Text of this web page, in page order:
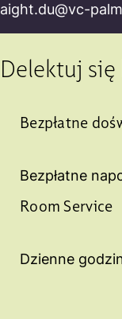
aight.du@vc-
Delektuj się
Bezpłatne
Bezpłatne
Room Service
Dzienne